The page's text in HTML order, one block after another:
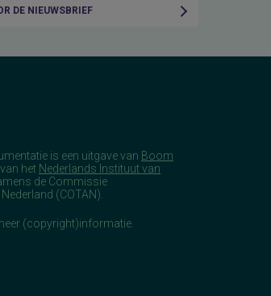
DE NIEUWSBRIEF
is een uitgave van Boom
het Nederlands Instituut van
de Commissie
(COTAN).
(copyright)informatie.